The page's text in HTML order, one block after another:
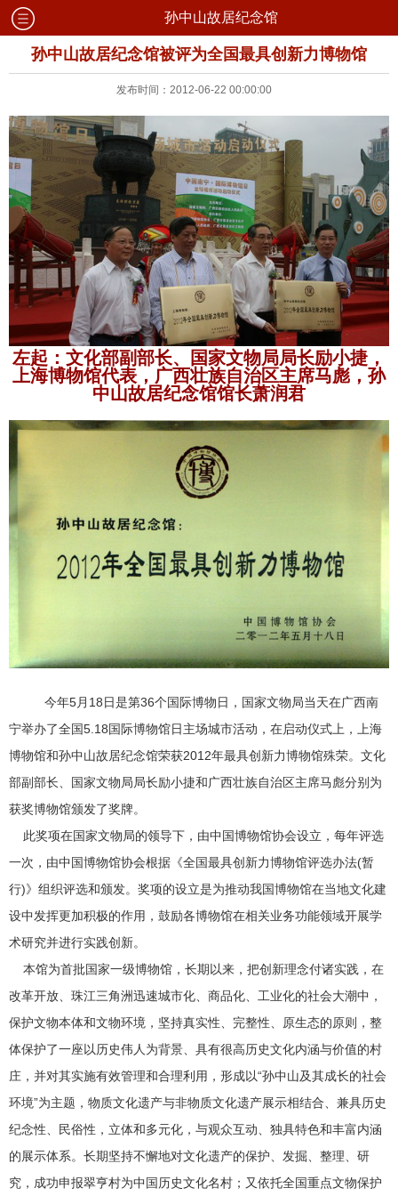
孙中山故居纪念馆
孙中山故居纪念馆被评为全国最具创新力博物馆
发布时间：2012-06-22 00:00:00
左起：文化部副部长、国家文物局局长励小捷，
上海博物馆代表，广西壮族自治区主席马彪，孙
中山故居纪念馆馆长萧润君
今年5月18日是第36个国际博物日，国家文物局当天在广西南
宁举办了全国5.18国际博物馆日主场城市活动，在启动仪式上，上海
博物馆和孙中山故居纪念馆荣获2012年最具创新力博物馆殊荣。文化
部副部长、国家文物局局长励小捷和广西壮族自治区主席马彪分别为
获奖博物馆颁发了奖牌。
此奖项在国家文物局的领导下，由中国博物馆协会设立，每年评选
一次，由中国博物馆协会根据《全国最具创新力博物馆评选办法(暂
行)》组织评选和颁发。奖项的设立是为推动我国博物馆在当地文化建
设中发挥更加积极的作用，鼓励各博物馆在相关业务功能领域开展学
术研究并进行实践创新。
本馆为首批国家一级博物馆，长期以来，把创新理念付诸实践，在
改革开放、珠江三角洲迅速城市化、商品化、工业化的社会大潮中，
保护文物本体和文物环境，坚持真实性、完整性、原生态的原则，整
体保护了一座以历史伟人为背景、具有很高历史文化内涵与价值的村
庄，并对其实施有效管理和合理利用，形成以“孙中山及其成长的社会
环境”为主题，物质文化遗产与非物质文化遗产展示相结合、兼具历史
纪念性、民俗性，立体和多元化，与观众互动、独具特色和丰富内涵
的展示体系。长期坚持不懈地对文化遗产的保护、发掘、整理、研
究，成功申报翠亨村为中国历史文化名村；又依托全国重点文物保护